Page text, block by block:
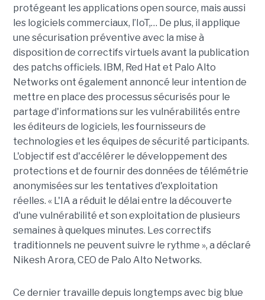
protégeant les applications open source, mais aussi
les logiciels commerciaux, l’IoT,… De plus, il applique
une sécurisation préventive avec la mise à
disposition de correctifs virtuels avant la publication
des patchs officiels. IBM, Red Hat et Palo Alto
Networks ont également annoncé leur intention de
mettre en place des processus sécurisés pour le
partage d'informations sur les vulnérabilités entre
les éditeurs de logiciels, les fournisseurs de
technologies et les équipes de sécurité participants.
L'objectif est d'accélérer le développement des
protections et de fournir des données de télémétrie
anonymisées sur les tentatives d'exploitation
réelles. « L'IA a réduit le délai entre la découverte
d'une vulnérabilité et son exploitation de plusieurs
semaines à quelques minutes. Les correctifs
traditionnels ne peuvent suivre le rythme », a déclaré
Nikesh Arora, CEO de Palo Alto Networks.
Ce dernier travaille depuis longtemps avec big blue